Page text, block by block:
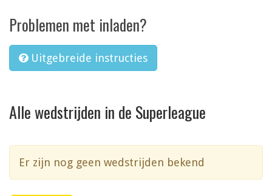
Problemen met inladen?
Uitgebreide instructies
Alle wedstrijden in de Superleague
Er zijn nog geen wedstrijden bekend